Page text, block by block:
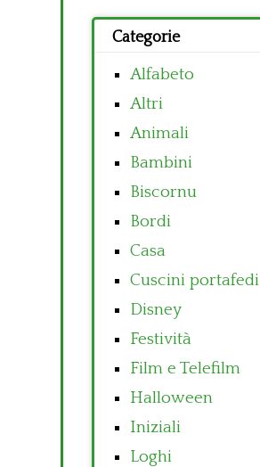
Categorie
Alfabeto
Altri
Animali
Bambini
Biscornu
Bordi
Casa
Cuscini portafedi
Disney
Festività
Film e Telefilm
Halloween
Iniziali
Loghi